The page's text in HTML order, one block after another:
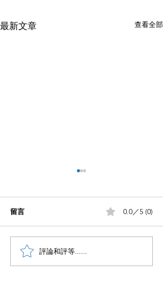
最新文章 查看全部
笔记没流量做好这5步
留言 0.0／5 (0)
評論和評等......